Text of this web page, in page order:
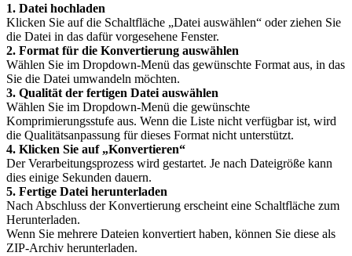
1. Datei hochladen
Klicken Sie auf die Schaltfläche „Datei auswählen“ oder ziehen Sie
die Datei in das dafür vorgesehene Fenster.
2. Format für die Konvertierung auswählen
Wählen Sie im Dropdown-Menü das gewünschte Format aus, in das
Sie die Datei umwandeln möchten.
3. Qualität der fertigen Datei auswählen
Wählen Sie im Dropdown-Menü die gewünschte
Komprimierungsstufe aus. Wenn die Liste nicht verfügbar ist, wird
die Qualitätsanpassung für dieses Format nicht unterstützt.
4. Klicken Sie auf „Konvertieren“
Der Verarbeitungsprozess wird gestartet. Je nach Dateigröße kann
dies einige Sekunden dauern.
5. Fertige Datei herunterladen
Nach Abschluss der Konvertierung erscheint eine Schaltfläche zum
Herunterladen.
Wenn Sie mehrere Dateien konvertiert haben, können Sie diese als
ZIP-Archiv herunterladen.